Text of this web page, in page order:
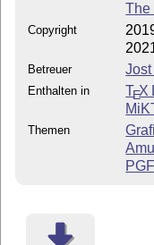
The
Copyright
Betreuer Jost
Enthalten in TEX
Themen